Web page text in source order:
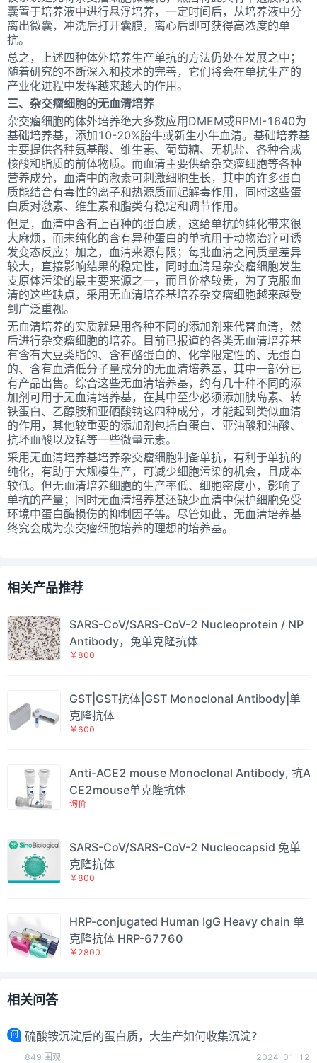
囊置于培养液中进行悬浮培养，一定时间后，从培养液中分
离出微囊，冲洗后打开囊膜，离心后即可获得高浓度的单
抗。
总之，上述四种体外培养生产单抗的方法仍处在发展之中；
随着研究的不断深入和技术的完善，它们将会在单抗生产的
产业化进程中发挥越来越大的作用。
三、杂交瘤细胞的无血清培养
杂交瘤细胞的体外培养绝大多数应用DMEM或RPMI-1640为
基础培养基，添加10-20%胎牛或新生小牛血清。基础培养基
主要提供各种氨基酸、维生素、葡萄糖、无机盐、各种合成
核酸和脂质的前体物质。而血清主要供给杂交瘤细胞等各种
营养成分，血清中的激素可刺激细胞生长，其中的许多蛋白
质能结合有毒性的离子和热源质而起解毒作用，同时这些蛋
白质对激素、维生素和脂类有稳定和调节作用。
但是，血清中含有上百种的蛋白质，这给单抗的纯化带来很
大麻烦，而未纯化的含有异种蛋白的单抗用于动物治疗可诱
发变态反应；加之，血清来源有限；每批血清之间质量差异
较大，直接影响结果的稳定性，同时血清是杂交瘤细胞发生
支原体污染的最主要来源之一，而且价格较贵，为了克服血
清的这些缺点，采用无血清培养基培养杂交瘤细胞越来越受
到广泛重视。
无血清培养的实质就是用各种不同的添加剂来代替血清，然
后进行杂交瘤细胞的培养。目前已报道的各类无血清培养基
有含有大豆类脂的、含有酪蛋白的、化学限定性的、无蛋白
的、含有血清低分子量成分的无血清培养基，其中一部分已
有产品出售。综合这些无血清培养基，约有几十种不同的添
加剂可用于无血清培养基，在其中至少必须添加胰岛素、转
铁蛋白、乙醇胺和亚硒酸钠这四种成分，才能起到类似血清
的作用，其他较重要的添加剂包括白蛋白、亚油酸和油酸、
抗坏血酸以及锰等一些微量元素。
采用无血清培养基培养杂交瘤细胞制备单抗，有利于单抗的
纯化，有助于大规模生产，可减少细胞污染的机会，且成本
较低。但无血清培养细胞的生产率低、细胞密度小，影响了
单抗的产量；同时无血清培养基还缺少血清中保护细胞免受
环境中蛋白酶损伤的抑制因子等。尽管如此，无血清培养基
终究会成为杂交瘤细胞培养的理想的培养基。
相关产品推荐
SARS-CoV/SARS-CoV-2 Nucleoprotein / NP
Antibody，兔单克隆抗体
￥800
GST|GST抗体|GST Monoclonal Antibody|单
克隆抗体
￥600
Anti-ACE2 mouse Monoclonal Antibody, 抗A
CE2mouse单克隆抗体
询价
SARS-CoV/SARS-CoV-2 Nucleocapsid 兔单
克隆抗体
￥800
HRP-conjugated Human IgG Heavy chain 单
克隆抗体 HRP-67760
￥2800
相关问答
问 硫酸铵沉淀后的蛋白质，大生产如何收集沉淀？
849 围观 2024-01-12